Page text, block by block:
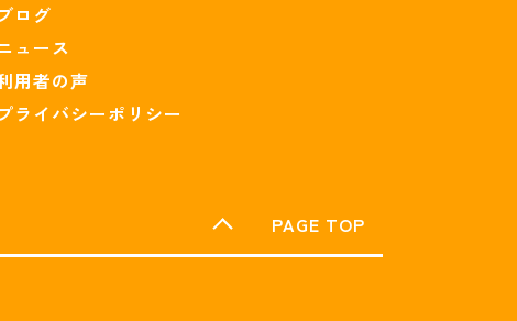
ログ
ュース
用者の声
ライバシーポリシー​
PAGE TOP